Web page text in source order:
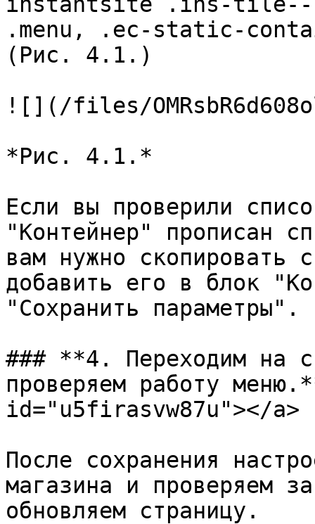
.menu, .ec-static-
(Рис. 4.1.)
![](/files/
*Рис. 4.1.*
Если вы проверили
"Контейнер" прописан
вам нужно скопировать
добавить его в блок
"Сохранить параметры".
### **4. Переходим на
проверяем работу
id="u5firasvw87u"></a>
После сохранения
магазина и проверяем
обновляем страницу.